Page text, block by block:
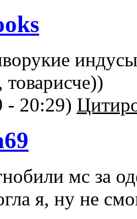
- 20:29)
мс за
я, ну не